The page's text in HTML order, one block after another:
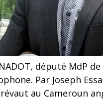
député MdP
Par Joseph
au Cameroun